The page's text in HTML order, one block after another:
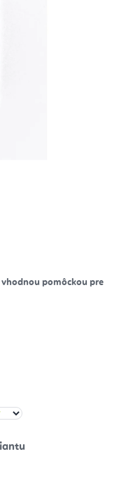
vhodnou pomôckou pre